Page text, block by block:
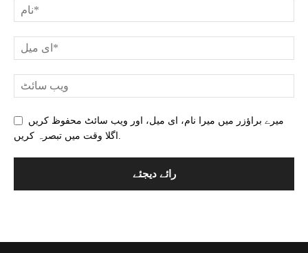
میرے براؤزر میں میرا نام، ای میل، اور ویب سائٹ محفوظ کریں